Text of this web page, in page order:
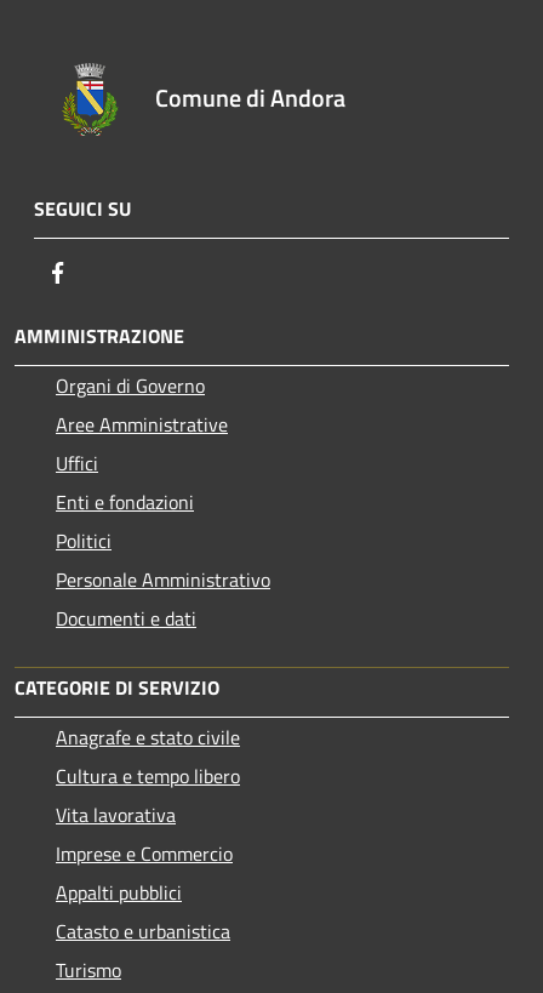
Comune di Andora
SEGUICI SU
AMMINISTRAZIONE
Organi di Governo
Aree Amministrative
Uffici
Enti e fondazioni
Politici
Personale Amministrativo
Documenti e dati
CATEGORIE DI SERVIZIO
Anagrafe e stato civile
Cultura e tempo libero
Vita lavorativa
Imprese e Commercio
Appalti pubblici
Catasto e urbanistica
Turismo